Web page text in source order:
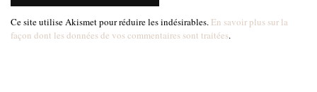
Ce site utilise Akismet pour réduire les indésirables. En savoir plus sur la
façon dont les données de vos commentaires sont traitées.